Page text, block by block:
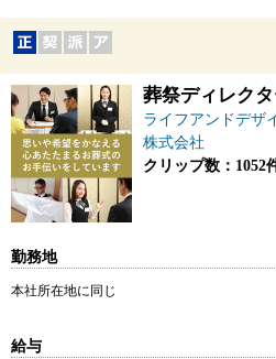
葬祭ディレク
ライフアンドデザ
株式会社
クリップ数：1052
勤務地
本社所在地に同じ
給与